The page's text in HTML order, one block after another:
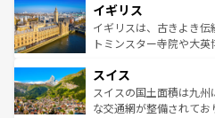
いる。シャンパンの発祥
香り高いラベンダー畑
らに、パリ以外の地域
れる地方に足を運ぶとそ
きるだろう。 な
を参照してほしい。
顔を持つこの国は、どこ
ルリンの文化的活気、
してライン川沿いのワ
は、お酒好きな人にはぜひ体験
ドイツ情報はコンテンツ
イギリス
イギリスは、古きよき
トミンスター寺院や大
リアごとに異なる魅力が
ティー、ビール好きに
戦など、本場だからこ
スイス
スイスの国土面積は九
な交通網が整備されて